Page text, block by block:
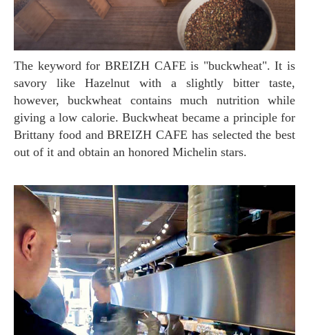
The keyword for BREIZH CAFE is "buckwheat". It is
savory like Hazelnut with a slightly bitter taste,
however, buckwheat contains much nutrition while
giving a low calorie. Buckwheat became a principle for
Brittany food and BREIZH CAFE has selected the best
out of it and obtain an honored Michelin stars.